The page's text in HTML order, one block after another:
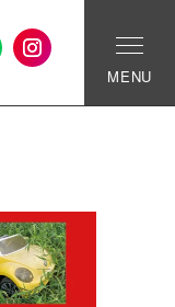
MENU